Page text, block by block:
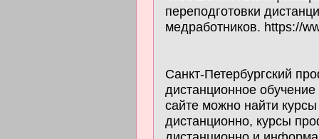
переподготовки
медработников. https://
Санкт-Петербургский
дистанционное
сайте можно найти
дистанционно, курсы